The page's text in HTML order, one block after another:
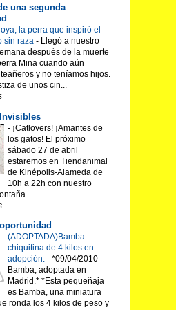
una segunda
la perra que inspiró el
sin raza - Llegó a nuestro
después de la muerte
Mina cuando aún
y no teníamos hijos.
de unos cin...
- ¡Catlovers! ¡Amantes de
los gatos! El próximo
sábado 27 de abril
estaremos en Tiendanimal
de Kinépolis-Alameda de
10h a 22h con nuestro
(ADOPTADA)Bamba
chiquitina de 4 kilos en
adopción. - *09/04/2010
Bamba, adoptada en
Madrid.* *Esta pequeñaja
es Bamba, una miniatura
ronda los 4 kilos de peso y